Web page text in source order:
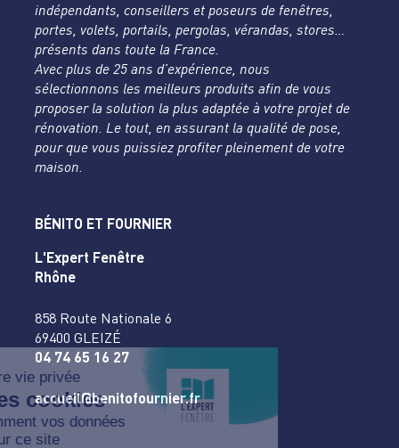
indépendants, conseillers et poseurs de fenêtres,
portes, volets, portails, pergolas, vérandas, stores…
présents dans toute la France.
Avec plus de 25 ans d’expérience, nous
sélectionnons les meilleurs produits afin de vous
proposer la solution la plus adaptée à votre projet de
rénovation. Le tout, en assurant la qualité de pose,
pour que vous puissiez profiter pleinement de votre
maison.
BÉNITO ET FOURNIER
L'Expert Fenêtre
Rhône
858 Route Nationale 6
69400 GLEIZÉ
04 74 65 16 27
accueil@benitofournier.fr